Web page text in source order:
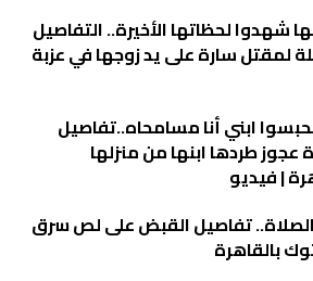
شهدوا لحظاتها الأخيرة.. التفاصيل
لمقتل سارة على يد زوجها في عزبة
ابني أنا مسامحاه..تفاصيل
عجوز طردها ابنها من منزلها
| فيديو
الصلاة.. تفاصيل القبض على لص سرق
بالقاهرة